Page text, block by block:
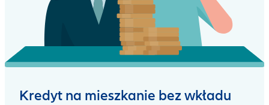
Kredyt na mieszkanie bez wkładu